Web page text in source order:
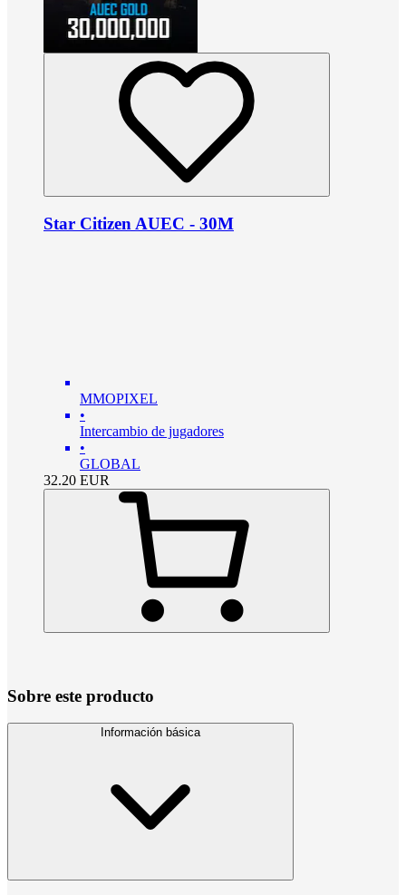
Star Citizen AUEC - 30M
MMOPIXEL
•
Intercambio de jugadores
•
GLOBAL
32.20 EUR
Sobre este producto
Información básica